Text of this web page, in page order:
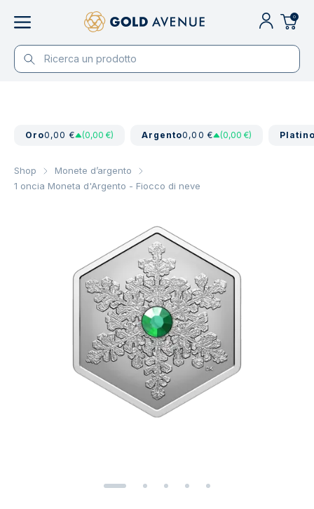
0
Oro0,00 € (0,00 €) Argento0,00 € (0,00 €)
Shop
Monete d’argento
1 oncia Moneta d'Argento - Fiocco di neve